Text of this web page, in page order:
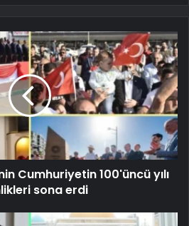
Cumhuriyetin 100'üncü yılı
sona erdi